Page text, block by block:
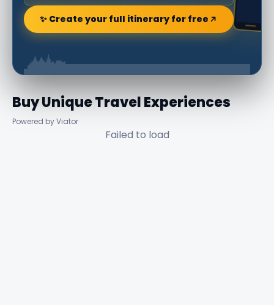
✨ Create your full itinerary for free
Buy Unique Travel Experiences
Powered by Viator
Failed to load